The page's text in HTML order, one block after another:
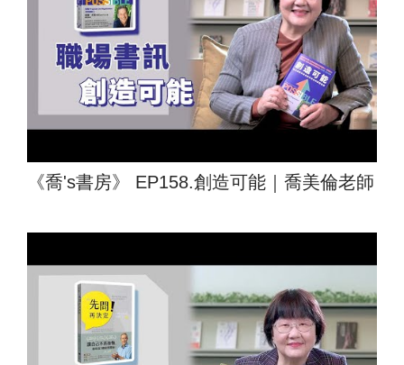
《喬's書房》 EP158.創造可能｜喬美倫老師